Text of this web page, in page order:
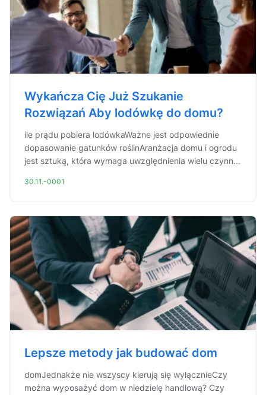
Wykańcza Cię Już Szukanie
Rozwiązań Aby lodówkę do domu?
ile prądu pobiera lodówkaWażne jest odpowiednie
dopasowanie gatunków roślinAranżacja domu i ogrodu
jest sztuką, która wymaga uwzględnienia wielu czynn...
30.11.-0001
Lepsze metody jak budować dom
domJednakże nie wszyscy kierują się wyłącznieCzy
można wyposażyć dom w niedzielę handlową? Czy